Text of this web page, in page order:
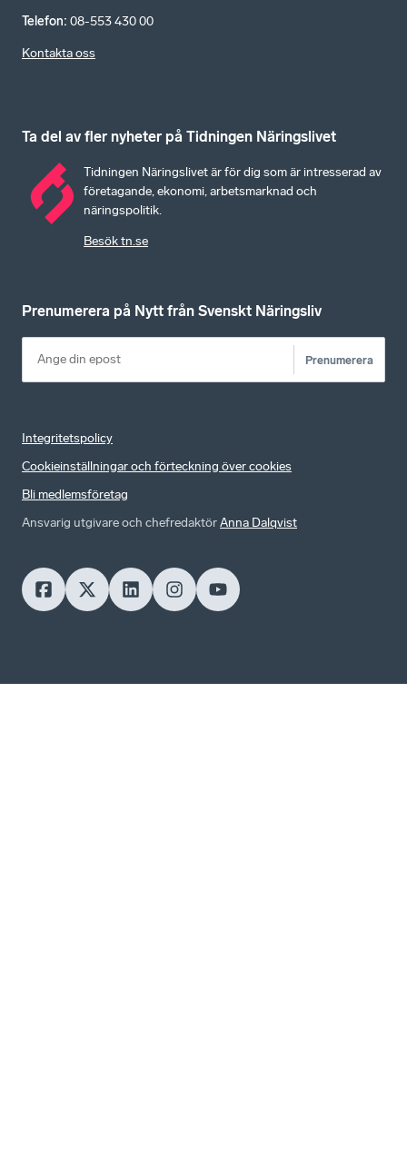
Telefon: 08-553 430 00
Kontakta oss
Ta del av fler nyheter på Tidningen Näringslivet
Tidningen Näringslivet är för dig som är intresserad av
företagande, ekonomi, arbetsmarknad och
näringspolitik.
Besök tn.se
Prenumerera på Nytt från Svenskt Näringsliv
Prenumerera
Integritetspolicy
Cookieinställningar och förteckning över cookies
Bli medlemsföretag
Ansvarig utgivare och chefredaktörAnna Dalqvist